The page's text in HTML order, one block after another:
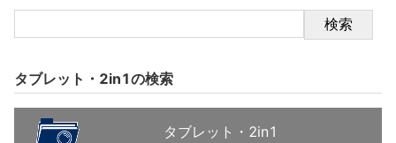
検索
タブレット・2in1の検索
タブレット・2in1